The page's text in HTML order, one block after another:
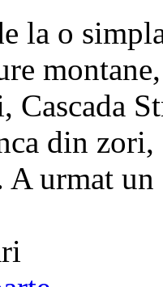
la o
Cascada
din zori,
A urmat